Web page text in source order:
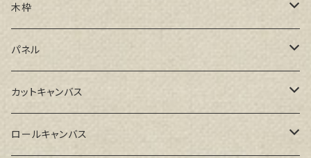
GAERA F(中細目)
GAERA BA(中荒目)
GAERA GLC(中目)
トークロ イエロー(中目)
木枠
ルーブル米杉木枠
Paulo木枠
パネル
ラワンパネル
シナパネル
カットキャンバス
GAERA F(中細目)
ロールキャンバス